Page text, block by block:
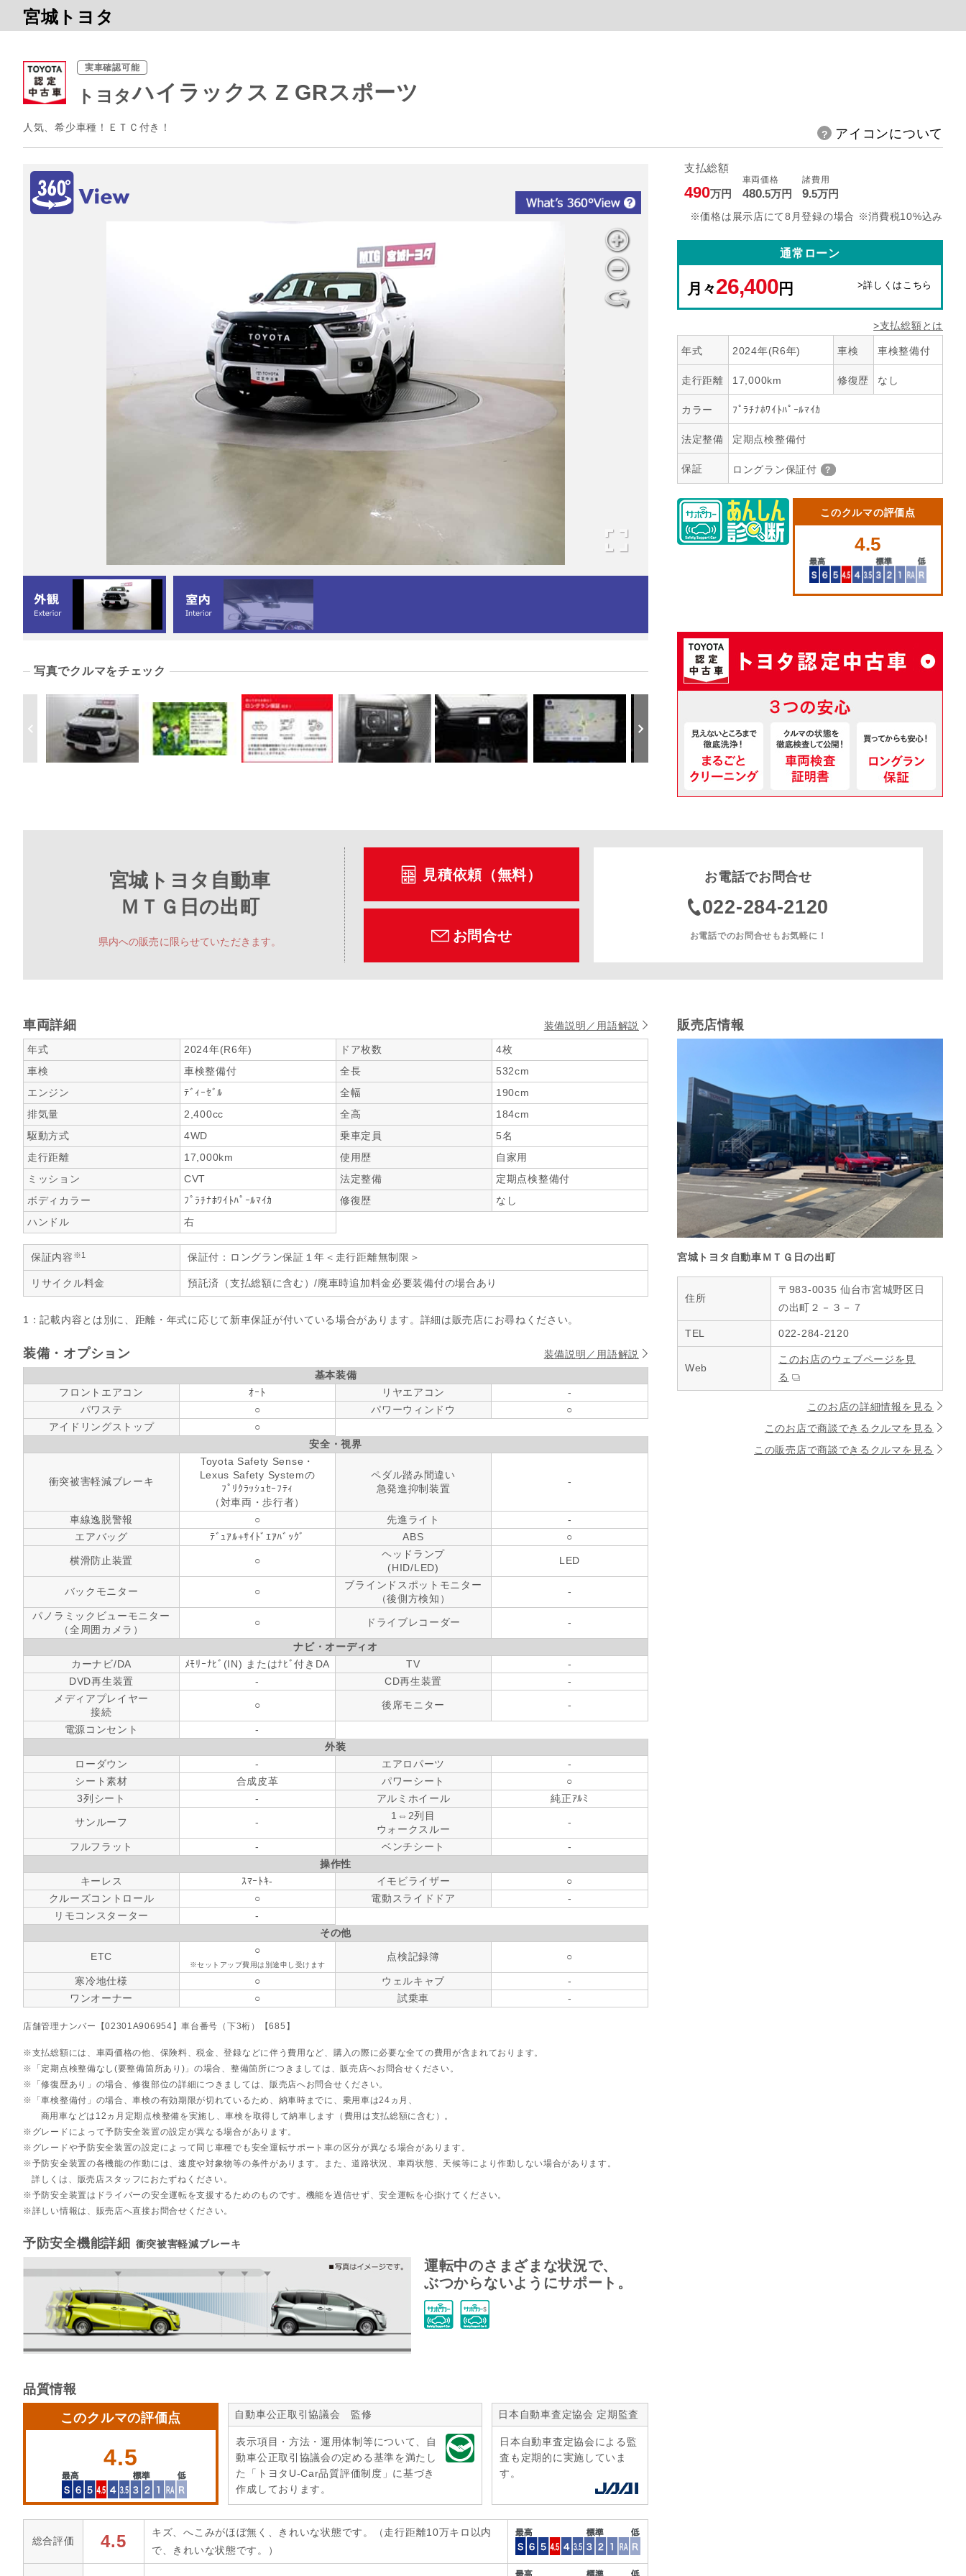
宮城トヨタ
実車確認可能
トヨタハイラックス Z GRスポーツ
人気、希少車種！ＥＴＣ付き！
写真でクルマをチェック
アイコンについて
支払総額
490万円
車両価格
480.5万円
諸費用
9.5万円
※価格は展示店にて8月登録の場合 ※消費税10%込み
通常ローン
月々26,400円 >詳しくはこちら
>支払総額とは
年式 2024年(R6年) 車検 車検整備付
走行距離 17,000km 修復歴 なし
カラー ﾌﾟﾗﾁﾅﾎﾜｲﾄﾊﾟｰﾙﾏｲｶ
法定整備 定期点検整備付
保証 ロングラン保証付
このクルマの評価点
4.5
宮城トヨタ自動車
ＭＴＧ日の出町
県内への販売に限らせていただきます。
見積依頼（無料）
お問合せ
お電話でお問合せ
022-284-2120
お電話でのお問合せもお気軽に！
車両詳細 装備説明／用語解説
年式 2024年(R6年) ドア枚数
4枚
車検
車検整備付 全長
532cm
エンジン
ﾃﾞｨｰｾﾞﾙ 全幅
190cm
排気量
2,400cc 全高
184cm
駆動方式
4WD 乗車定員
5名
走行距離
17,000km 使用歴
自家用
ミッション
CVT 法定整備
定期点検整備付
ボディカラー
ﾌﾟﾗﾁﾅﾎﾜｲﾄﾊﾟｰﾙﾏｲｶ 修復歴
なし
ハンドル
右
保証内容 ※1 保証付：ロングラン保証１年＜走行距離無制限＞
リサイクル料金 預託済（支払総額に含む）/廃車時追加料金必要装備付の場合あり
1：記載内容とは別に、距離・年式に応じて新車保証が付いている場合があります。詳細は販売店にお尋ねください。
装備・オプション
装備説明／用語解説
基本装備
フロントエアコン
ｵｰﾄ リヤエアコン
-
パワステ
○ パワーウィンドウ
○
アイドリングストップ
○
安全・視界
衝突被害軽減ブレーキ
Toyota Safety Sense・
Lexus Safety Systemの
ﾌﾟﾘｸﾗｯｼｭｾｰﾌﾃｨ
（対車両・歩行者）
ペダル踏み間違い
急発進抑制装置
-
車線逸脱警報 ○ 先進ライト
-
エアバッグ
ﾃﾞｭｱﾙ+ｻｲﾄﾞｴｱﾊﾞｯｸﾞ ABS ○
横滑防止装置 ○
ヘッドランプ
(HID/LED)
LED
バックモニター ○
ブラインドスポットモニター
（後側方検知）
-
パノラミックビューモニター
（全周囲カメラ）
○ ドライブレコーダー -
ナビ・オーディオ
カーナビ/DA
ﾒﾓﾘｰﾅﾋﾞ(IN) またはﾅﾋﾞ付きDA TV
-
DVD再生装置
- CD再生装置
-
メディアプレイヤー
接続
○ 後席モニター -
電源コンセント
-
外装
ローダウン
- エアロパーツ
-
シート素材
合成皮革 パワーシート
○
3列シート
- アルミホイール 純正ｱﾙﾐ
サンルーフ -
1⇔2列目
ウォークスルー
-
フルフラット - ベンチシート
-
操作性
キーレス
ｽﾏｰﾄｷ- イモビライザー
○
クルーズコントロール
○ 電動スライドドア
-
リモコンスターター
-
その他
ETC
○
※セットアップ費用は別途申し受けます
点検記録簿 ○
寒冷地仕様 ○ ウェルキャブ
-
ワンオーナー
○ 試乗車 -
店舗管理ナンバー【02301A906954】車台番号（下3桁）【685】
支払総額には、車両価格の他、保険料、税金、登録などに伴う費用など、購入の際に必要な全ての費用が含まれております。
「定期点検整備なし(要整備箇所あり)」の場合、整備箇所につきましては、販売店へお問合せください。
「修復歴あり」の場合、修復部位の詳細につきましては、販売店へお問合せください。
「車検整備付」の場合、車検の有効期限が切れているため、納車時までに、乗用車は24ヵ月、
商用車などは12ヵ月定期点検整備を実施し、車検を取得して納車します（費用は支払総額に含む）。
グレードによって予防安全装置の設定が異なる場合があります。
グレードや予防安全装置の設定によって同じ車種でも安全運転サポート車の区分が異なる場合があります。
予防安全装置の各機能の作動には、速度や対象物等の条件があります。また、道路状況、車両状態、天候等により作動しない場合があります。
詳しくは、販売店スタッフにおたずねください。
予防安全装置はドライバーの安全運転を支援するためのものです。機能を過信せず、安全運転を心掛けてください。
詳しい情報は、販売店へ直接お問合せください。
予防安全機能詳細 衝突被害軽減ブレーキ
運転中のさまざまな状況で、
ぶつからないようにサポート。
品質情報
このクルマの評価点
4.5
自動車公正取引協議会 監修
表示項目・方法・運用体制等について、自
動車公正取引協議会の定める基準を満たし
た「トヨタU-Car品質評価制度」に基づき
作成しております。
日本自動車査定協会 定期監査
日本自動車査定協会による監
査も定期的に実施していま
す。
総合評価 4.5
キズ、へこみがほぼ無く、きれいな状態です。（走行距離10万キロ以内
で、きれいな状態です。）
販売店情報
宮城トヨタ自動車ＭＴＧ日の出町
住所
〒983-0035 仙台市宮城野区日
の出町２－３－７
TEL 022-284-2120
Web
このお店のウェブページを見
る
このお店の詳細情報を見る
このお店で商談できるクルマを見る
この販売店で商談できるクルマを見る